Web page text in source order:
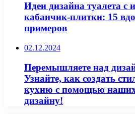
Идеи дизайна туалета с
кабанчик-плитки: 15
примеров
02.12.2024
Перемышляете над
Узнайте, как создать
кухню с помощью наших
дизайну!